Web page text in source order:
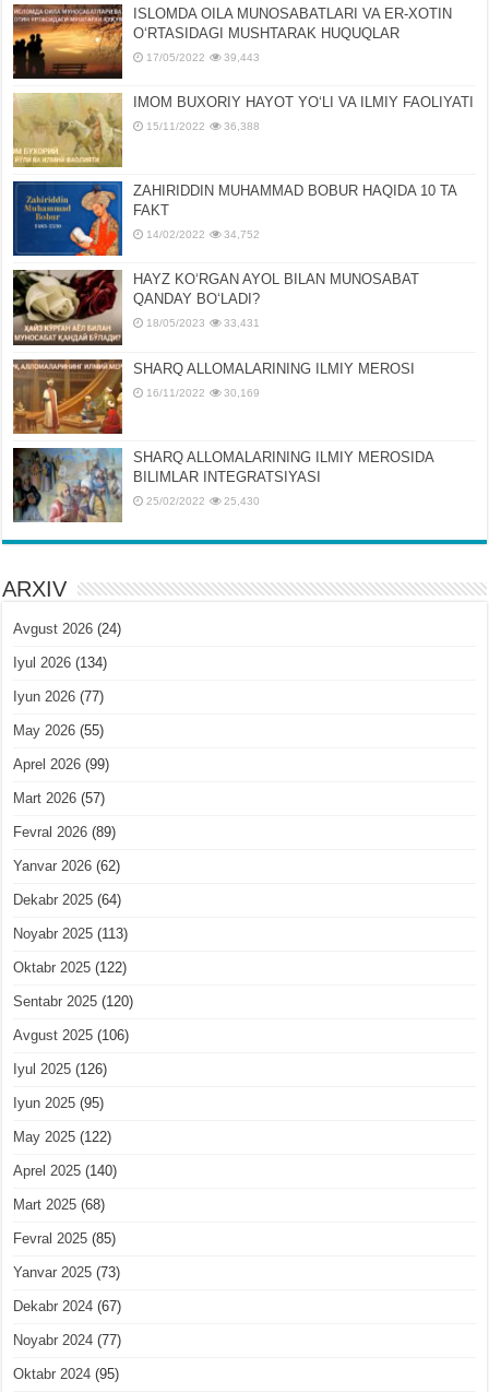
ISLOMDA OILA MUNOSABATLARI VA ER-XOTIN
OʻRTASIDAGI MUSHTARAK HUQUQLAR
17/05/2022 39,443
IMOM BUXORIY HAYOT YOʻLI VA ILMIY FAOLIYATI
15/11/2022 36,388
ZAHIRIDDIN MUHAMMAD BOBUR HAQIDA 10 TA
FAKT
14/02/2022 34,752
HAYZ KOʻRGAN AYOL BILAN MUNOSABAT
QANDAY BOʻLADI?
18/05/2023 33,431
SHARQ ALLOMALARINING ILMIY MEROSI
16/11/2022 30,169
SHARQ ALLOMALARINING ILMIY MЕROSIDA
BILIMLAR INTЕGRATSIYASI
25/02/2022 25,430
ARXIV
Avgust 2026 (24)
Iyul 2026 (134)
Iyun 2026 (77)
May 2026 (55)
Aprel 2026 (99)
Mart 2026 (57)
Fevral 2026 (89)
Yanvar 2026 (62)
Dekabr 2025 (64)
Noyabr 2025 (113)
Oktabr 2025 (122)
Sentabr 2025 (120)
Avgust 2025 (106)
Iyul 2025 (126)
Iyun 2025 (95)
May 2025 (122)
Aprel 2025 (140)
Mart 2025 (68)
Fevral 2025 (85)
Yanvar 2025 (73)
Dekabr 2024 (67)
Noyabr 2024 (77)
Oktabr 2024 (95)